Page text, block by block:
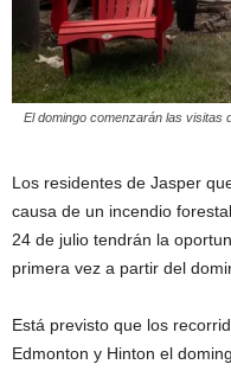
El domingo comenzarán las visitas
Los residentes de Jasper
causa de un incendio
24 de julio tendrán la
primera vez a partir del
Está previsto que los
Edmonton y Hinton el